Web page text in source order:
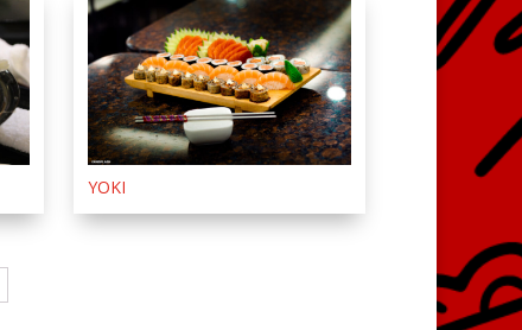
YOKI